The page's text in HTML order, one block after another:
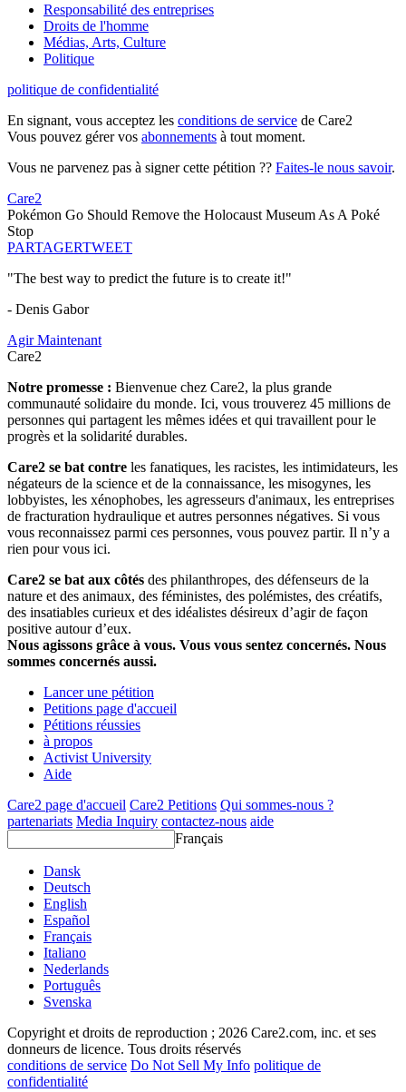
Responsabilité des entreprises
Droits de l'homme
Médias, Arts, Culture
Politique
politique de confidentialité
En signant, vous acceptez les conditions de service de Care2
Vous pouvez gérer vos abonnements à tout moment.
Vous ne parvenez pas à signer cette pétition ?? Faites-le nous savoir.
Care2
Pokémon Go Should Remove the Holocaust Museum As A Poké
Stop
PARTAGERTWEET
"The best way to predict the future is to create it!"
- Denis Gabor
Agir Maintenant
Care2
Notre promesse : Bienvenue chez Care2, la plus grande
communauté solidaire du monde. Ici, vous trouverez 45 millions de
personnes qui partagent les mêmes idées et qui travaillent pour le
progrès et la solidarité durables.
Care2 se bat contre les fanatiques, les racistes, les intimidateurs, les
négateurs de la science et de la connaissance, les misogynes, les
lobbyistes, les xénophobes, les agresseurs d'animaux, les entreprises
de fracturation hydraulique et autres personnes négatives. Si vous
vous reconnaissez parmi ces personnes, vous pouvez partir. Il n’y a
rien pour vous ici.
Care2 se bat aux côtés des philanthropes, des défenseurs de la
nature et des animaux, des féministes, des polémistes, des créatifs,
des insatiables curieux et des idéalistes désireux d’agir de façon
positive autour d’eux.
Nous agissons grâce à vous. Vous vous sentez concernés. Nous
sommes concernés aussi.
Lancer une pétition
Petitions page d'accueil
Pétitions réussies
à propos
Activist University
Aide
Care2 page d'accueil Care2 Petitions Qui sommes-nous ?
partenariats Media Inquiry contactez-nous aide
Français
Dansk
Deutsch
English
Español
Français
Italiano
Nederlands
Português
Svenska
Copyright et droits de reproduction ; 2026 Care2.com, inc. et ses
donneurs de licence. Tous droits réservés
conditions de service Do Not Sell My Info politique de
confidentialité